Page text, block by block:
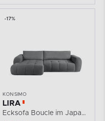
-17%
KONSIMO
LIRA
Ecksofa Boucle im Japandi-Stil dunkelgrau links